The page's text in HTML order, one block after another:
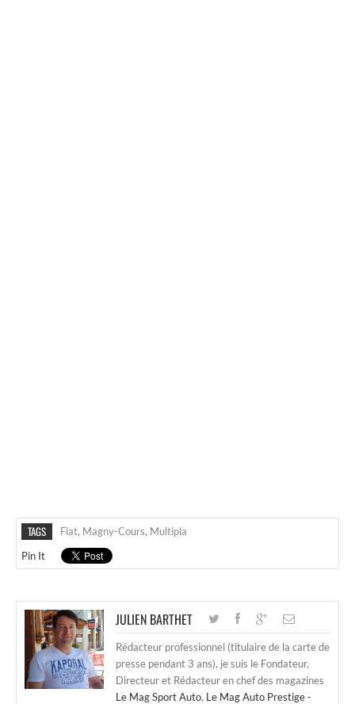
TAGS Fiat, Magny-Cours, Multipla
Pin It
JULIEN BARTHET
Rédacteur professionnel (titulaire de la carte de
presse pendant 3 ans), je suis le Fondateur,
Directeur et Rédacteur en chef des magazines
Le Mag Sport Auto, Le Mag Auto Prestige -